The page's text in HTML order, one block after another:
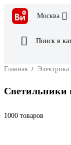
Москва
Поиск в
Главная / Электрика
Светильники
1000 товаров